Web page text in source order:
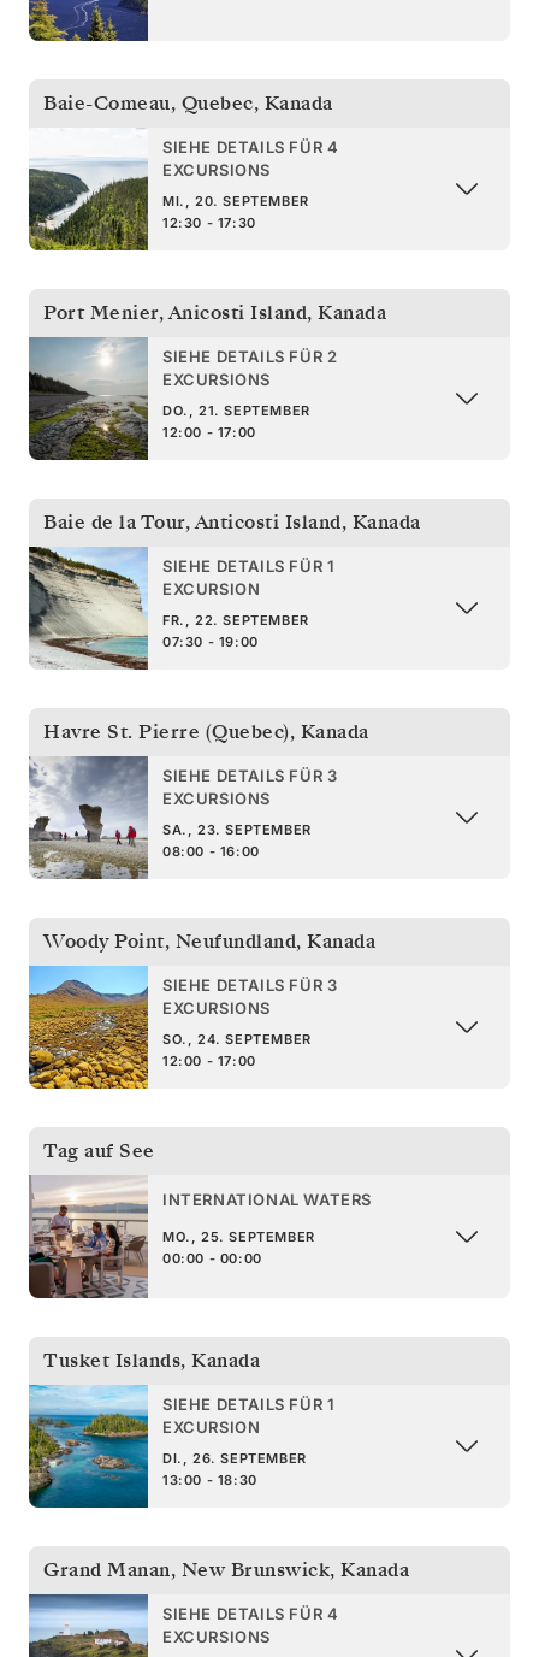
Baie-Comeau, Quebec, Kanada
SIEHE DETAILS FÜR 4
EXCURSIONS
MI., 20. SEPTEMBER
12:30 - 17:30
Port Menier, Anicosti Island, Kanada
SIEHE DETAILS FÜR 2
EXCURSIONS
DO., 21. SEPTEMBER
12:00 - 17:00
Baie de la Tour, Anticosti Island, Kanada
SIEHE DETAILS FÜR 1
EXCURSION
FR., 22. SEPTEMBER
07:30 - 19:00
Havre St. Pierre (Quebec), Kanada
SIEHE DETAILS FÜR 3
EXCURSIONS
SA., 23. SEPTEMBER
08:00 - 16:00
Woody Point, Neufundland, Kanada
SIEHE DETAILS FÜR 3
EXCURSIONS
SO., 24. SEPTEMBER
12:00 - 17:00
Tag auf See
INTERNATIONAL WATERS
MO., 25. SEPTEMBER
00:00 - 00:00
Tusket Islands, Kanada
SIEHE DETAILS FÜR 1
EXCURSION
DI., 26. SEPTEMBER
13:00 - 18:30
Grand Manan, New Brunswick, Kanada
SIEHE DETAILS FÜR 4
EXCURSIONS